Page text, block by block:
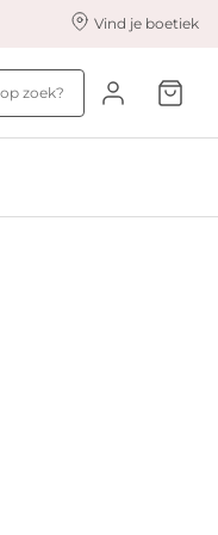
Vind je boetiek
zoek?